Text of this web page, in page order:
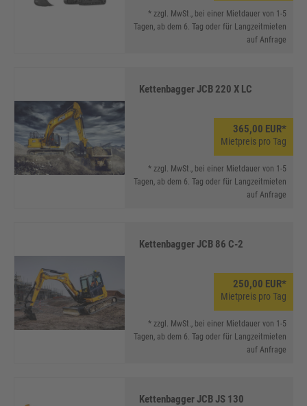
* zzgl. MwSt., bei einer Mietdauer von 1-5
Tagen, ab dem 6. Tag oder für Langzeitmieten
auf Anfrage
Kettenbagger JCB 220 X LC
365,00 EUR*
Mietpreis pro Tag
* zzgl. MwSt., bei einer Mietdauer von 1-5
Tagen, ab dem 6. Tag oder für Langzeitmieten
auf Anfrage
Kettenbagger JCB 86 C-2
250,00 EUR*
Mietpreis pro Tag
* zzgl. MwSt., bei einer Mietdauer von 1-5
Tagen, ab dem 6. Tag oder für Langzeitmieten
auf Anfrage
Kettenbagger JCB JS 130